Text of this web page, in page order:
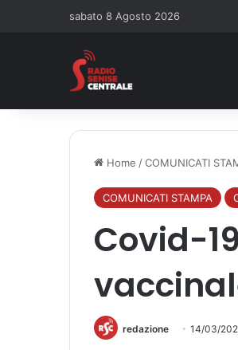
sabato 8 Agosto 2026
Home /COMUNICATI
COMUNICATI STAMPA
Covid-
redazione 14/03/